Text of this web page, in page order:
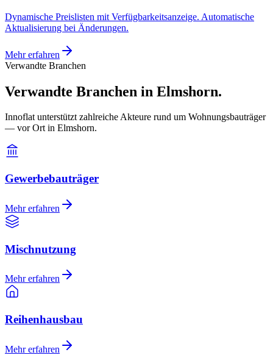
Dynamische Preislisten mit Verfügbarkeitsanzeige. Automatische
Aktualisierung bei Änderungen.
Mehr erfahren
Verwandte Branchen
Verwandte Branchen in Elmshorn.
Innoflat unterstützt zahlreiche Akteure rund um Wohnungsbauträger
— vor Ort in Elmshorn.
Gewerbebauträger
Mehr erfahren
Mischnutzung
Mehr erfahren
Reihenhausbau
Mehr erfahren